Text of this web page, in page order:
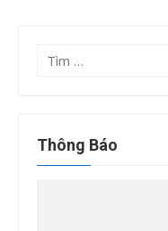
Tìm
Thông Báo